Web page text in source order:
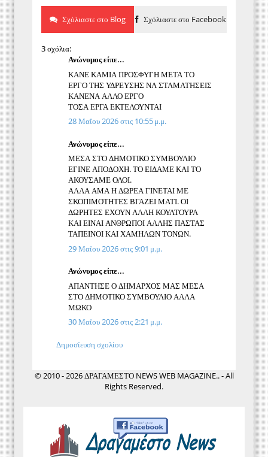
Σχόλιαστε στο Blog Σχόλιαστε στο Facebook
3 σχόλια:
Ανώνυμος είπε...
ΚΑΝΕ ΚΑΜΙΑ ΠΡΟΣΦΥΓΗ ΜΕΤΑ ΤΟ
ΕΡΓΟ ΤΗΣ ΥΔΡΕΥΣΗΣ ΝΑ ΣΤΑΜΑΤΗΣΕΙΣ
ΚΑΝΕΝΑ ΑΛΛΟ ΕΡΓΟ
ΤΟΣΑ ΕΡΓΑ ΕΚΤΕΛΟΥΝΤΑΙ
28 Μαΐου 2026 στις 10:55 μ.μ.
Ανώνυμος είπε...
ΜΕΣΑ ΣΤΟ ΔΗΜΟΤΙΚΟ ΣΥΜΒΟΥΛΙΟ
ΕΓΙΝΕ ΑΠΟΔΟΧΗ. ΤΟ ΕΙΔΑΜΕ ΚΑΙ ΤΟ
ΑΚΟΥΣΑΜΕ ΟΛΟΙ.
ΑΛΛΑ ΑΜΑ Η ΔΩΡΕΑ ΓΙΝΕΤΑΙ ΜΕ
ΣΚΟΠΙΜΟΤΗΤΕΣ ΒΓΑΖΕΙ ΜΑΤΙ. ΟΙ
ΔΩΡΗΤΕΣ ΕΧΟΥΝ ΑΛΛΗ ΚΟΥΛΤΟΥΡΑ
ΚΑΙ ΕΙΝΑΙ ΑΝΘΡΩΠΟΙ ΑΛΛΗΣ ΠΑΣΤΑΣ
ΤΑΠΕΙΝΟΙ ΚΑΙ ΧΑΜΗΛΩΝ ΤΟΝΩΝ.
29 Μαΐου 2026 στις 9:01 μ.μ.
Ανώνυμος είπε...
ΑΠΑΝΤΗΣΕ Ο ΔΗΜΑΡΧΟΣ ΜΑΣ ΜΕΣΑ
ΣΤΟ ΔΗΜΟΤΙΚΟ ΣΥΜΒΟΥΛΙΟ ΑΛΛΑ
ΜΩΚΟ
30 Μαΐου 2026 στις 2:21 μ.μ.
Δημοσίευση σχολίου
© 2010 - 2026 ΔΡΑΓΑΜΕΣΤΟ NEWS WEB MAGAZINE.. - All
Rights Reserved.